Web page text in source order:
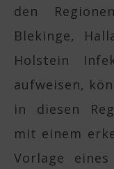
den
Blekinge,
Holstein
aufweisen,
in diesen
mit einem
Vorlage eines